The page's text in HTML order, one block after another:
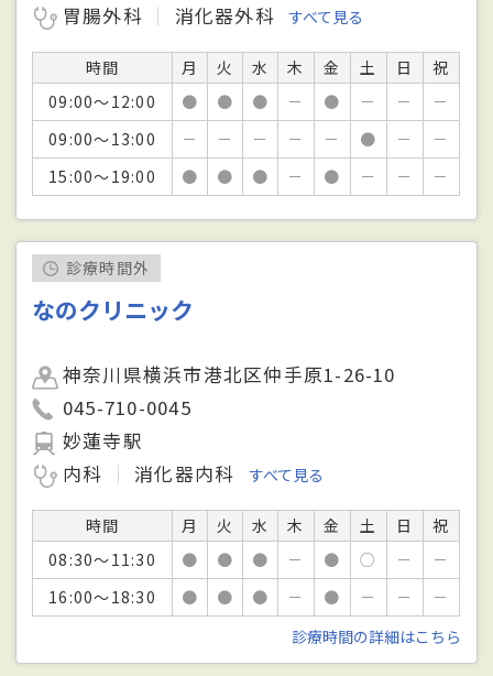
胃腸外科
消化器外科 すべて見る
時間 月 火 水 木 金 土 日
祝
09:00～12:00
● ● ● － ● － －
－
09:00～13:00
－ － － － － ● －
－
15:00～19:00
● ● ● － ● － － －
診療時間外
なのクリニック
神奈川県横浜市港北区仲手原1-26-10
045-710-0045
妙蓮寺駅
内科
消化器内科 すべて見る
時間 月 火 水 木 金 土 日
祝
08:30～11:30
● ● ● － ● ○ －
－
16:00～18:30
● ● ● － ● － －
－
診療時間の詳細はこちら